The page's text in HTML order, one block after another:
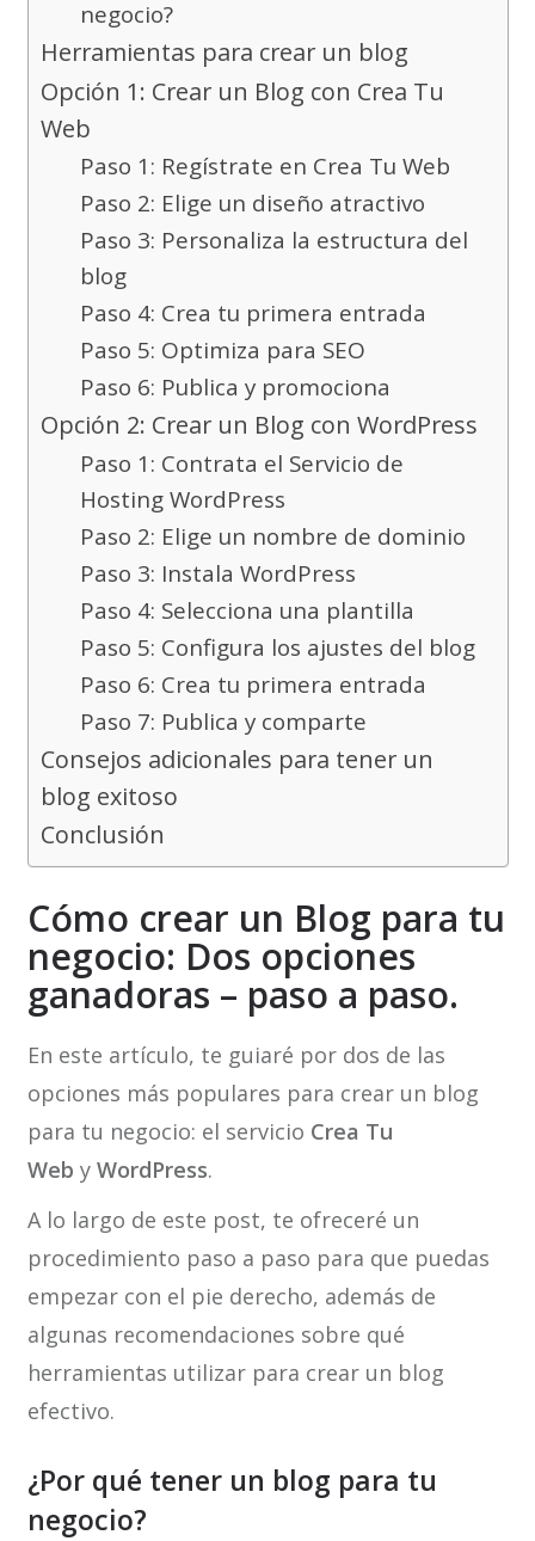
negocio?
Herramientas para crear un blog
Opción 1: Crear un Blog con Crea Tu
Web
Paso 1: Regístrate en Crea Tu Web
Paso 2: Elige un diseño atractivo
Paso 3: Personaliza la estructura del
blog
Paso 4: Crea tu primera entrada
Paso 5: Optimiza para SEO
Paso 6: Publica y promociona
Opción 2: Crear un Blog con WordPress
Paso 1: Contrata el Servicio de
Hosting WordPress
Paso 2: Elige un nombre de dominio
Paso 3: Instala WordPress
Paso 4: Selecciona una plantilla
Paso 5: Configura los ajustes del blog
Paso 6: Crea tu primera entrada
Paso 7: Publica y comparte
Consejos adicionales para tener un
blog exitoso
Conclusión
Cómo crear un Blog para tu
negocio: Dos opciones
ganadoras – paso a paso.
En este artículo, te guiaré por dos de las
opciones más populares para crear un blog
para tu negocio: el servicio Crea Tu
Web y WordPress.
A lo largo de este post, te ofreceré un
procedimiento paso a paso para que puedas
empezar con el pie derecho, además de
algunas recomendaciones sobre qué
herramientas utilizar para crear un blog
efectivo.
¿Por qué tener un blog para tu
negocio?